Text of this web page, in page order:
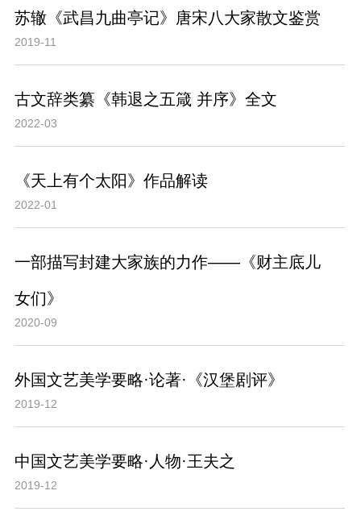
苏辙《武昌九曲亭记》唐宋八大家散文鉴赏
2019-11
古文辞类纂《韩退之五箴 并序》全文
2022-03
《天上有个太阳》作品解读
2022-01
一部描写封建大家族的力作——《财主底儿
女们》
2020-09
外国文艺美学要略·论著·《汉堡剧评》
2019-12
中国文艺美学要略·人物·王夫之
2019-12